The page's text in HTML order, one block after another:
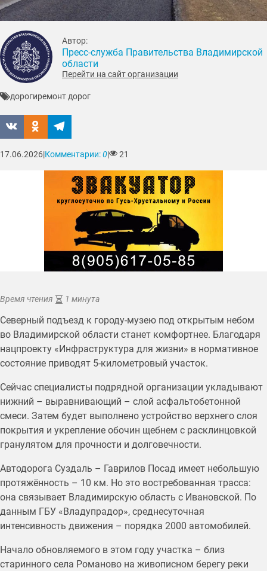
Время чтения 1 минута
Северный подъезд к городу-музею под открытым небом
во Владимирской области станет комфортнее. Благодаря
нацпроекту «Инфраструктура для жизни» в нормативное
состояние приводят 5-километровый участок.
Сейчас специалисты подрядной организации укладывают
нижний – выравнивающий – слой асфальтобетонной
смеси. Затем будет выполнено устройство верхнего слоя
покрытия и укрепление обочин щебнем с расклинцовкой
гранулятом для прочности и долговечности.
Автодорога Суздаль – Гаврилов Посад имеет небольшую
протяжённость – 10 км. Но это востребованная трасса:
она связывает Владимирскую область с Ивановской. По
данным ГБУ «Владупрадор», среднесуточная
интенсивность движения – порядка 2000 автомобилей.
Начало обновляемого в этом году участка – близ
старинного села Романово на живописном берегу реки
Автор:
Пресс-служба Правительства Владимирской
области
Перейти на сайт организации
дорогиремонт дорог
17.06.2026|Комментарии:0| 21